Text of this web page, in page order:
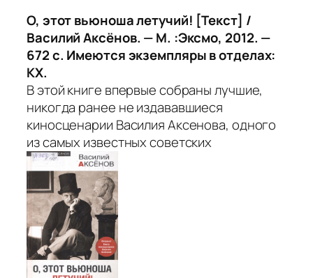
О, этот вьюноша летучий! [Текст] /
Василий Аксёнов. — М. :Эксмо, 2012. —
672 с. Имеются экземпляры в отделах:
КХ.
В этой книге впервые собраны лучшие,
никогда ранее не издававшиеся
киносценарии Василия Аксенова, одного
из самых известных советских